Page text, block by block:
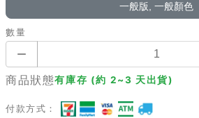
一般版, 一般顏色
數量
商品狀態有庫存 (約 2~3 天出貨)
付款方式：